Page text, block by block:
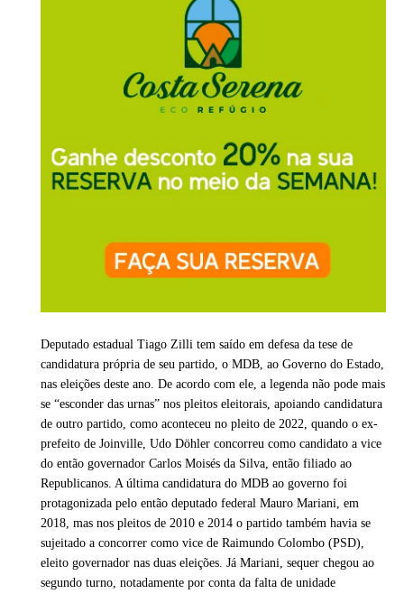
Deputado estadual Tiago Zilli tem saído em defesa da tese de
candidatura própria de seu partido, o MDB, ao Governo do Estado,
nas eleições deste ano. De acordo com ele, a legenda não pode mais
se “esconder das urnas” nos pleitos eleitorais, apoiando candidatura
de outro partido, como aconteceu no pleito de 2022, quando o ex-
prefeito de Joinville, Udo Döhler concorreu como candidato a vice
do então governador Carlos Moisés da Silva, então filiado ao
Republicanos. A última candidatura do MDB ao governo foi
protagonizada pelo então deputado federal Mauro Mariani, em
2018, mas nos pleitos de 2010 e 2014 o partido também havia se
sujeitado a concorrer como vice de Raimundo Colombo (PSD),
eleito governador nas duas eleições. Já Mariani, sequer chegou ao
segundo turno, notadamente por conta da falta de unidade